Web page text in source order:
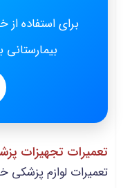
برای استفاده
تعمیرات تجهیزات
تعمیرات لوازم